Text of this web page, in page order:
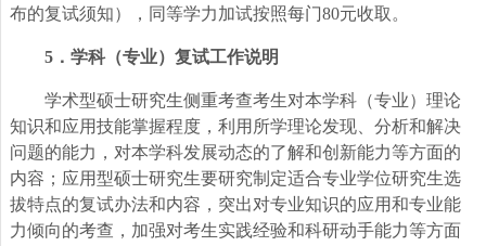
布的复试须知），同等学力加试按照每门80元收取。
5 ．学科（专业）复试工作说明
学术型硕士研究生侧重考查考生对本学科（专业）理论
知识和应用技能掌握程度，利用所学理论发现、分析和解决
问题的能力，对本学科发展动态的了解和创新能力等方面的
内容；应用型硕士研究生要研究制定适合专业学位研究生选
拔特点的复试办法和内容，突出对专业知识的应用和专业能
力倾向的考查，加强对考生实践经验和科研动手能力等方面